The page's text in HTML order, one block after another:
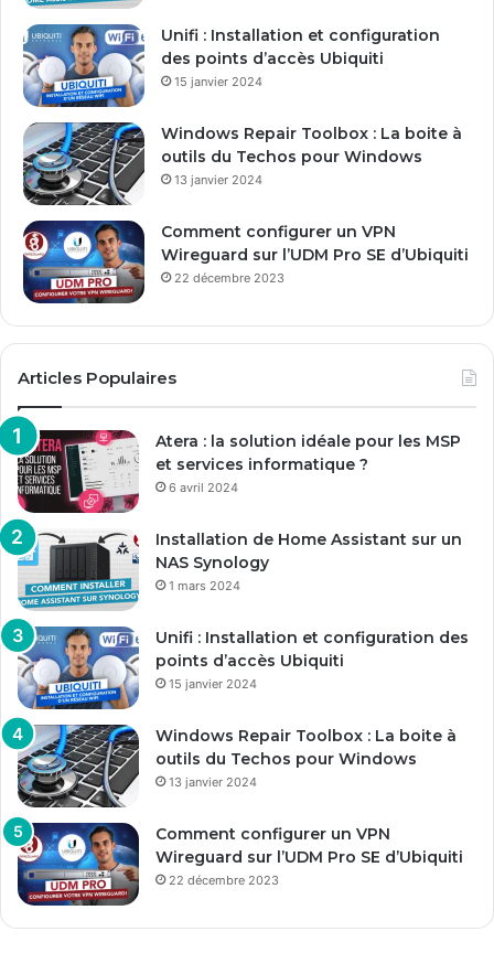
m
a
Unifi : Installation et configuration
des points d’accès Ubiquiti
15 janvier 2024
Windows Repair Toolbox : La boite à
outils du Techos pour Windows
13 janvier 2024
Comment configurer un VPN
Wireguard sur l’UDM Pro SE d’Ubiquiti
22 décembre 2023
Articles Populaires
Atera : la solution idéale pour les MSP
et services informatique ?
6 avril 2024
Installation de Home Assistant sur un
NAS Synology
1 mars 2024
Unifi : Installation et configuration des
points d’accès Ubiquiti
15 janvier 2024
Windows Repair Toolbox : La boite à
outils du Techos pour Windows
13 janvier 2024
Comment configurer un VPN
Wireguard sur l’UDM Pro SE d’Ubiquiti
22 décembre 2023